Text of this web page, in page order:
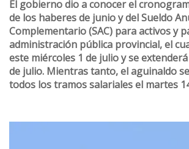
El gobierno dio a conocer el
de los haberes de junio y del Sueldo
Complementario (SAC) para activos y
administración pública provincial, el
este miércoles 1 de julio y se
de julio. Mientras tanto, el aguinaldo
todos los tramos salariales el martes